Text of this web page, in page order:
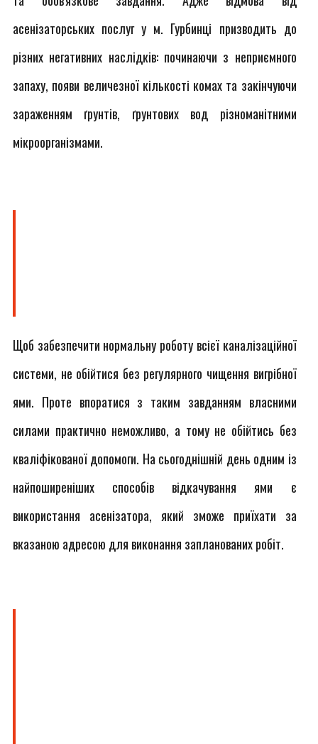
асенізаторських послуг у м. Гурбинці призводить до
різних негативних наслідків: починаючи з неприємного
запаху, появи величезної кількості комах та закінчуючи
зараженням ґрунтів, ґрунтових вод різноманітними
мікроорганізмами.
Щоб забезпечити нормальну роботу всієї каналізаційної
системи, не обійтися без регулярного чищення вигрібної
ями. Проте впоратися з таким завданням власними
силами практично неможливо, а тому не обійтись без
кваліфікованої допомоги. На сьогоднішній день одним із
найпоширеніших способів відкачування ями є
використання асенізатора, який зможе приїхати за
вказаною адресою для виконання запланованих робіт.